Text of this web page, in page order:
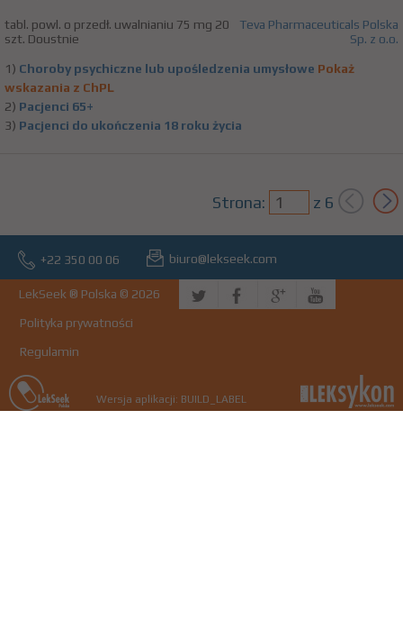
tabl. powl. o przedł. uwalnianiu 75 mg 20
szt. Doustnie
Teva Pharmaceuticals Polska
Sp. z o.o.
1) Choroby psychiczne lub upośledzenia umysłowe Pokaż
wskazania z ChPL
2) Pacjenci 65+
3) Pacjenci do ukończenia 18 roku życia
Strona: z 6
+22 350 00 06 biuro@lekseek.com
LekSeek ® Polska © 2026
Polityka prywatności
Regulamin
Wersja aplikacji: BUILD_LABEL